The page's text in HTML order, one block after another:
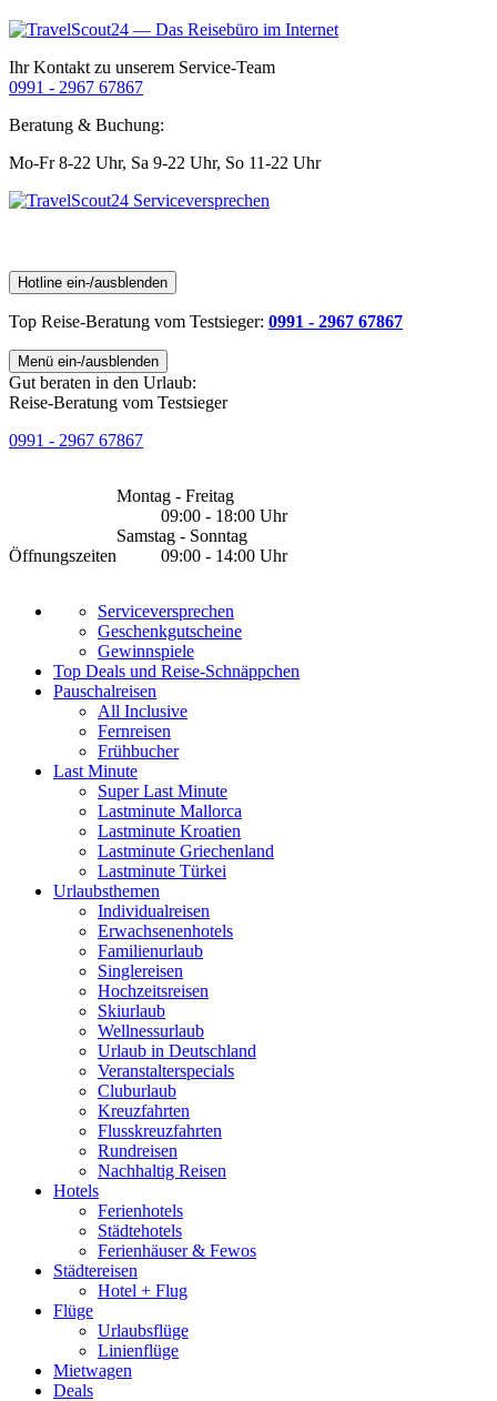
Ihr Kontakt zu unserem Service-Team
0991 - 2967 67867
Beratung & Buchung:
Mo-Fr 8-22 Uhr, Sa 9-22 Uhr, So 11-22 Uhr
Hotline ein-/ausblenden
Top Reise-Beratung vom Testsieger: 0991 - 2967 67867
Menü ein-/ausblenden
Gut beraten in den Urlaub:
Reise-Beratung vom Testsieger
0991 - 2967 67867
Öffnungszeiten
Montag - Freitag
09:00 - 18:00 Uhr
Samstag - Sonntag
09:00 - 14:00 Uhr
Serviceversprechen
Geschenkgutscheine
Gewinnspiele
Top Deals und Reise-Schnäppchen
Pauschalreisen
All Inclusive
Fernreisen
Frühbucher
Last Minute
Super Last Minute
Lastminute Mallorca
Lastminute Kroatien
Lastminute Griechenland
Lastminute Türkei
Urlaubsthemen
Individualreisen
Erwachsenenhotels
Familienurlaub
Singlereisen
Hochzeitsreisen
Skiurlaub
Wellnessurlaub
Urlaub in Deutschland
Veranstalterspecials
Cluburlaub
Kreuzfahrten
Flusskreuzfahrten
Rundreisen
Nachhaltig Reisen
Hotels
Ferienhotels
Städtehotels
Ferienhäuser & Fewos
Städtereisen
Hotel + Flug
Flüge
Urlaubsflüge
Linienflüge
Mietwagen
Deals